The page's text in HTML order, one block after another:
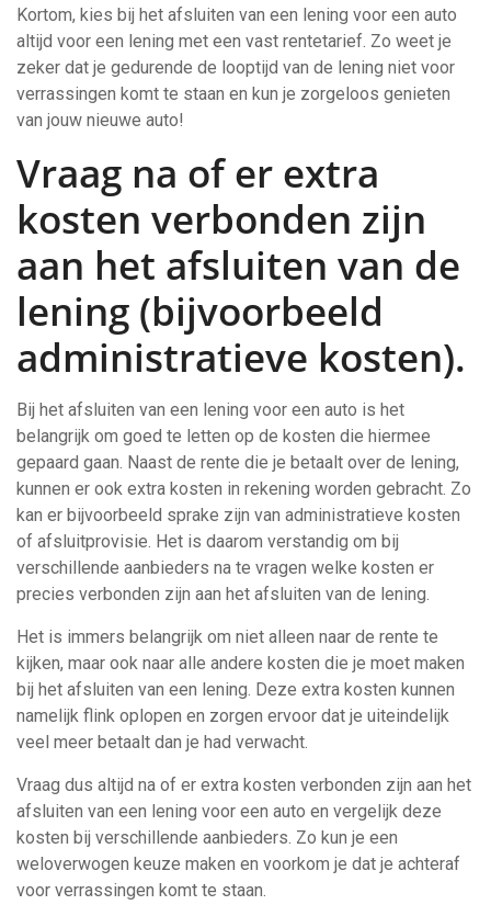
Kortom, kies bij het afsluiten van een lening voor een auto
altijd voor een lening met een vast rentetarief. Zo weet je
zeker dat je gedurende de looptijd van de lening niet voor
verrassingen komt te staan en kun je zorgeloos genieten
van jouw nieuwe auto!
Vraag na of er extra
kosten verbonden zijn
aan het afsluiten van de
lening (bijvoorbeeld
administratieve kosten).
Bij het afsluiten van een lening voor een auto is het
belangrijk om goed te letten op de kosten die hiermee
gepaard gaan. Naast de rente die je betaalt over de lening,
kunnen er ook extra kosten in rekening worden gebracht. Zo
kan er bijvoorbeeld sprake zijn van administratieve kosten
of afsluitprovisie. Het is daarom verstandig om bij
verschillende aanbieders na te vragen welke kosten er
precies verbonden zijn aan het afsluiten van de lening.
Het is immers belangrijk om niet alleen naar de rente te
kijken, maar ook naar alle andere kosten die je moet maken
bij het afsluiten van een lening. Deze extra kosten kunnen
namelijk flink oplopen en zorgen ervoor dat je uiteindelijk
veel meer betaalt dan je had verwacht.
Vraag dus altijd na of er extra kosten verbonden zijn aan het
afsluiten van een lening voor een auto en vergelijk deze
kosten bij verschillende aanbieders. Zo kun je een
weloverwogen keuze maken en voorkom je dat je achteraf
voor verrassingen komt te staan.